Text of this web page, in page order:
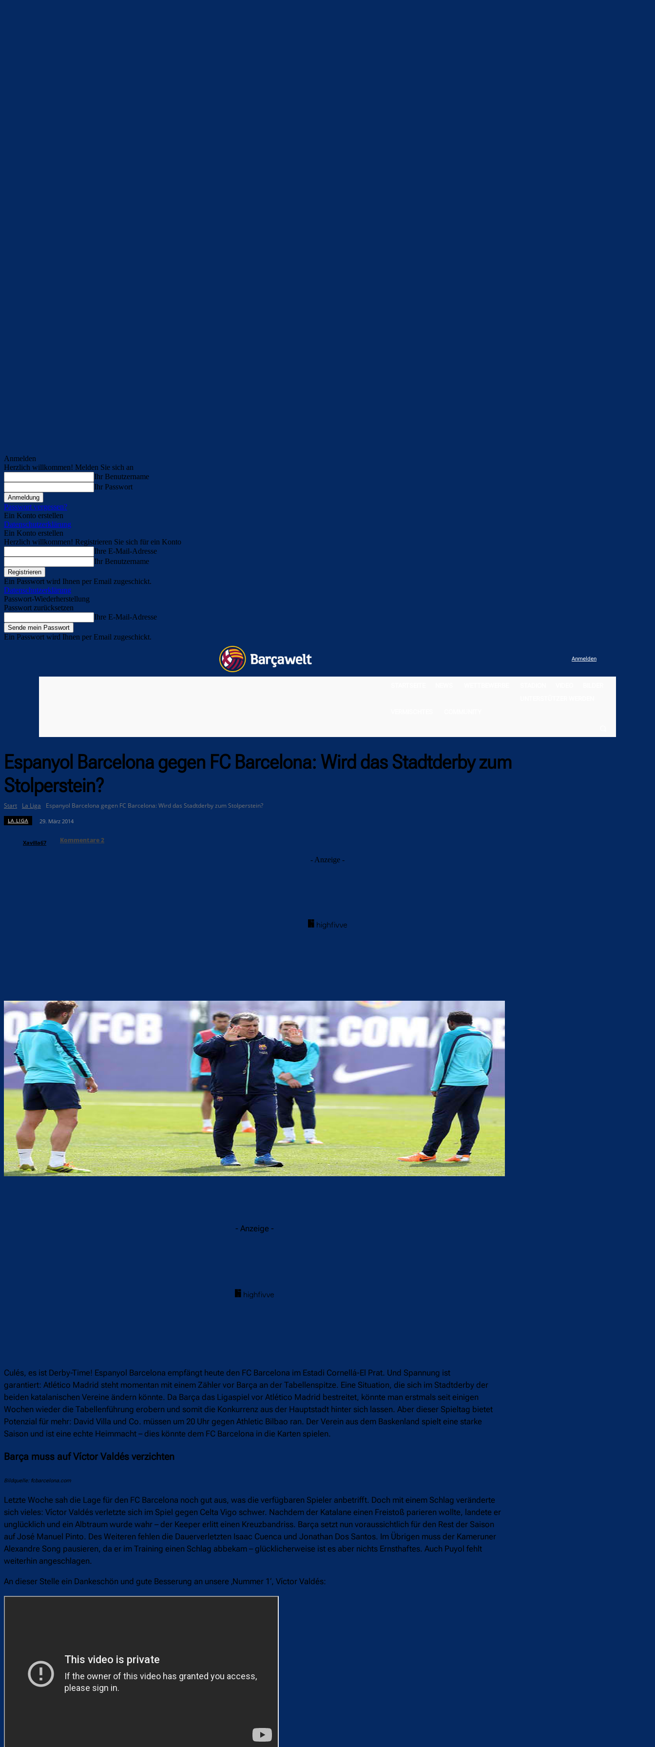
Anmelden
Herzlich willkommen! Melden Sie sich an
Ihr Benutzername
Ihr Passwort
Passwort vergessen?
Ein Konto erstellen
Datenschutzerklärung
Ein Konto erstellen
Herzlich willkommen! Registrieren Sie sich für ein Konto
Ihre E-Mail-Adresse
Ihr Benutzername
Ein Passwort wird Ihnen per Email zugeschickt.
Datenschutzerklärung
Passwort-Wiederherstellung
Passwort zurücksetzen
Ihre E-Mail-Adresse
Ein Passwort wird Ihnen per Email zugeschickt.
Anmelden
Espanyol Barcelona gegen FC Barcelona: Wird das Stadtderby zum
Stolperstein?
Start La Liga Espanyol Barcelona gegen FC Barcelona: Wird das Stadtderby zum Stolperstein?
LA LIGA 29. März 2014
Xavilla67 Kommentare2
- Anzeige -
- Anzeige -
Culés, es ist Derby-Time! Espanyol Barcelona empfängt heute den FC Barcelona im Estadi Cornellá-El Prat. Und Spannung ist
garantiert: Atlético Madrid steht momentan mit einem Zähler vor Barça an der Tabellenspitze. Eine Situation, die sich im Stadtderby der
beiden katalanischen Vereine ändern könnte. Da Barça das Ligaspiel vor Atlético Madrid bestreitet, könnte man erstmals seit einigen
Wochen wieder die Tabellenführung erobern und somit die Konkurrenz aus der Hauptstadt hinter sich lassen. Aber dieser Spieltag bietet
Potenzial für mehr: David Villa und Co. müssen um 20 Uhr gegen Athletic Bilbao ran. Der Verein aus dem Baskenland spielt eine starke
Saison und ist eine echte Heimmacht – dies könnte dem FC Barcelona in die Karten spielen.
Barça muss auf Víctor Valdés verzichten
Bildquelle: fcbarcelona.com
Letzte Woche sah die Lage für den FC Barcelona noch gut aus, was die verfügbaren Spieler anbetrifft. Doch mit einem Schlag veränderte
sich vieles: Víctor Valdés verletzte sich im Spiel gegen Celta Vigo schwer. Nachdem der Katalane einen Freistoß parieren wollte, landete er
unglücklich und ein Albtraum wurde wahr – der Keeper erlitt einen Kreuzbandriss. Barça setzt nun voraussichtlich für den Rest der Saison
auf José Manuel Pinto. Des Weiteren fehlen die Dauerverletzten Isaac Cuenca und Jonathan Dos Santos. Im Übrigen muss der Kameruner
Alexandre Song pausieren, da er im Training einen Schlag abbekam – glücklicherweise ist es aber nichts Ernsthaftes. Auch Puyol fehlt
weiterhin angeschlagen.
An dieser Stelle ein Dankeschön und gute Besserung an unsere ‚Nummer 1‘, Víctor Valdés: